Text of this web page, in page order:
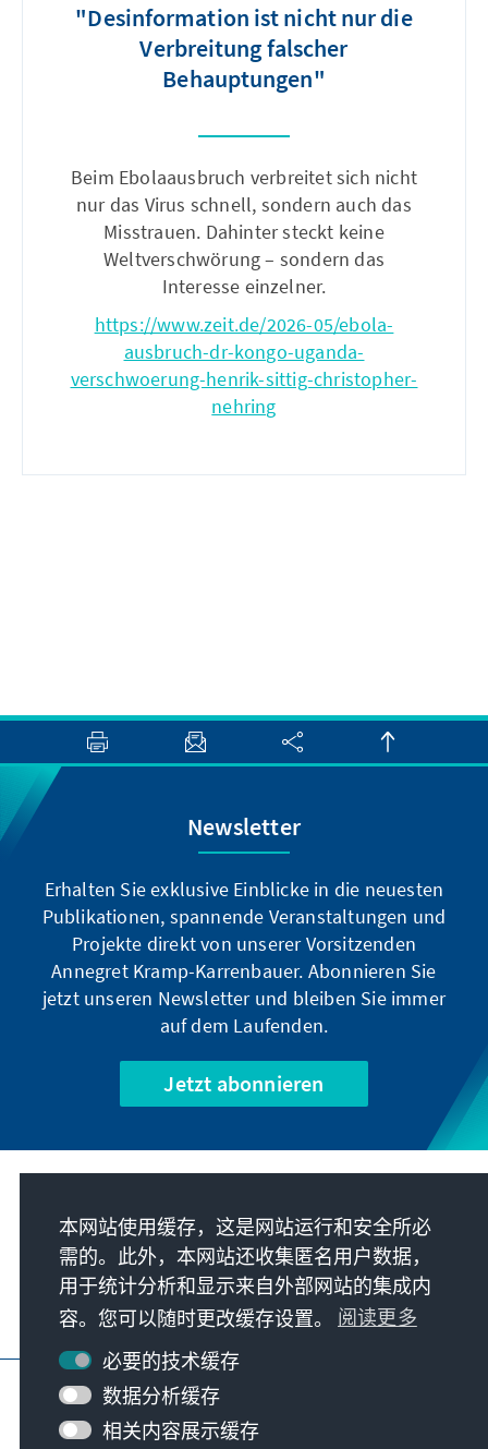
"Desinformation ist nicht nur die
Verbreitung falscher
Behauptungen"
Beim Ebolaausbruch verbreitet sich nicht
nur das Virus schnell, sondern auch das
Misstrauen. Dahinter steckt keine
Weltverschwörung – sondern das
Interesse einzelner.
https://www.zeit.de/2026-05/ebola-
ausbruch-dr-kongo-uganda-
verschwoerung-henrik-sittig-christopher-
nehring
Newsletter
Erhalten Sie exklusive Einblicke in die neuesten
Publikationen, spannende Veranstaltungen und
Projekte direkt von unserer Vorsitzenden
Annegret Kramp-Karrenbauer. Abonnieren Sie
jetzt unseren Newsletter und bleiben Sie immer
auf dem Laufenden.
Jetzt abonnieren
联系
基金会更多项目
版本说明 隐私
Erklärung zur Barrierefreiheit
网站地图
本网站使用缓存，这是网站运行和安全所必
需的。此外，本网站还收集匿名用户数据，
用于统计分析和显示来自外部网站的集成内
容。您可以随时更改缓存设置。 阅读更多
必要的技术缓存
数据分析缓存
相关内容展示缓存